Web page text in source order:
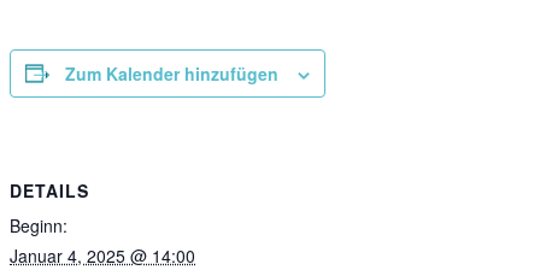
Zum Kalender hinzufügen
DETAILS
Beginn:
Januar 4, 2025 @ 14:00